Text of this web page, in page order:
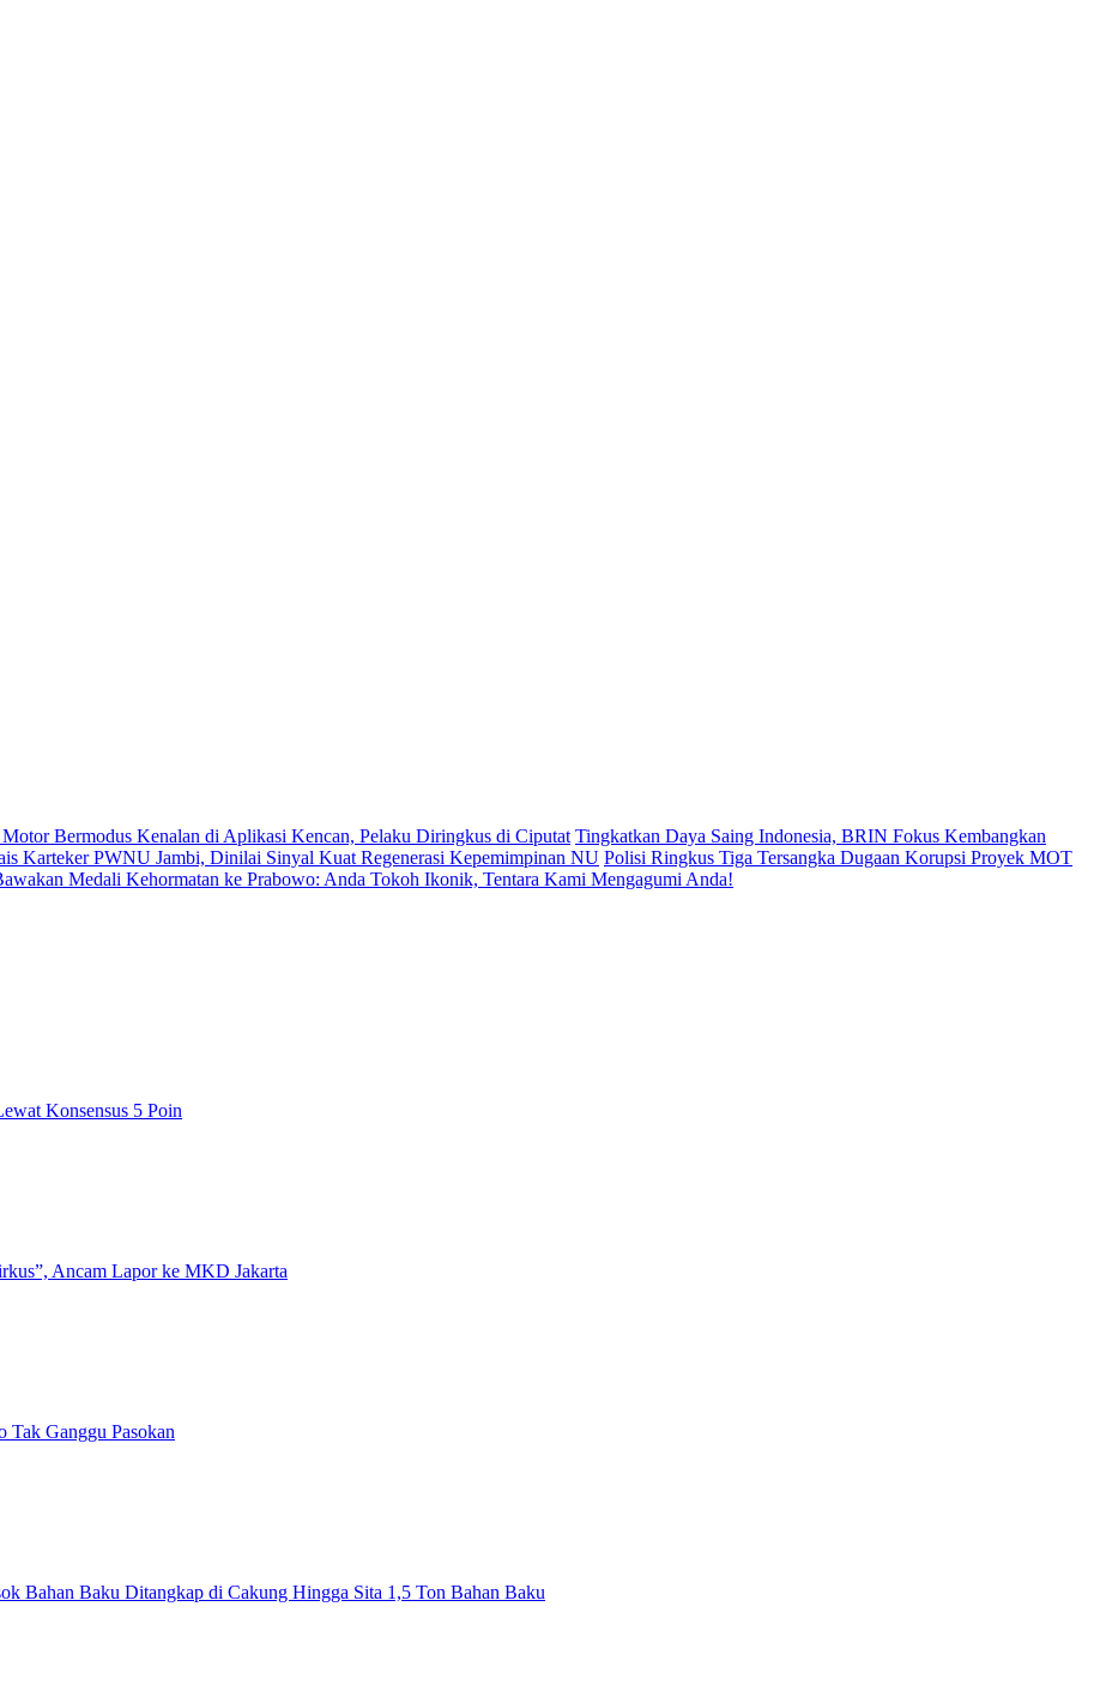
Bermodus Kenalan di Aplikasi Kencan, Pelaku Diringkus di Ciputat Tingkatkan Daya Saing Indonesia, BRIN Fokus Kembangkan
Karteker PWNU Jambi, Dinilai Sinyal Kuat Regenerasi Kepemimpinan NU Polisi Ringkus Tiga Tersangka Dugaan Korupsi Proyek MOT
Medali Kehormatan ke Prabowo: Anda Tokoh Ikonik, Tentara Kami Mengagumi Anda!
Konsensus 5 Poin
Ancam Lapor ke MKD Jakarta
Tak Ganggu Pasokan
Bahan Baku Ditangkap di Cakung Hingga Sita 1,5 Ton Bahan Baku